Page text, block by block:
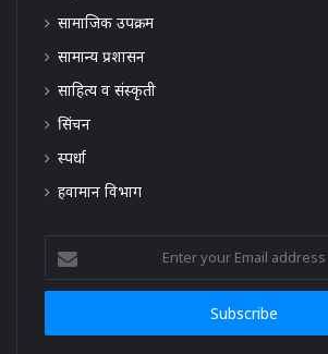
सामाजिक उपक्रम
सामान्य प्रशासन
साहित्य व संस्कृती
सिंचन
स्पर्धा
हवामान विभाग
your
Email